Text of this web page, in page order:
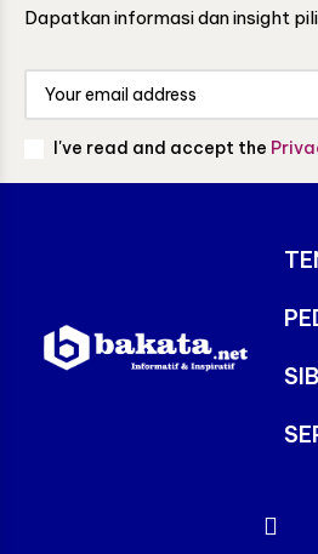
Dapatkan informasi dan insight
I've read and accept the